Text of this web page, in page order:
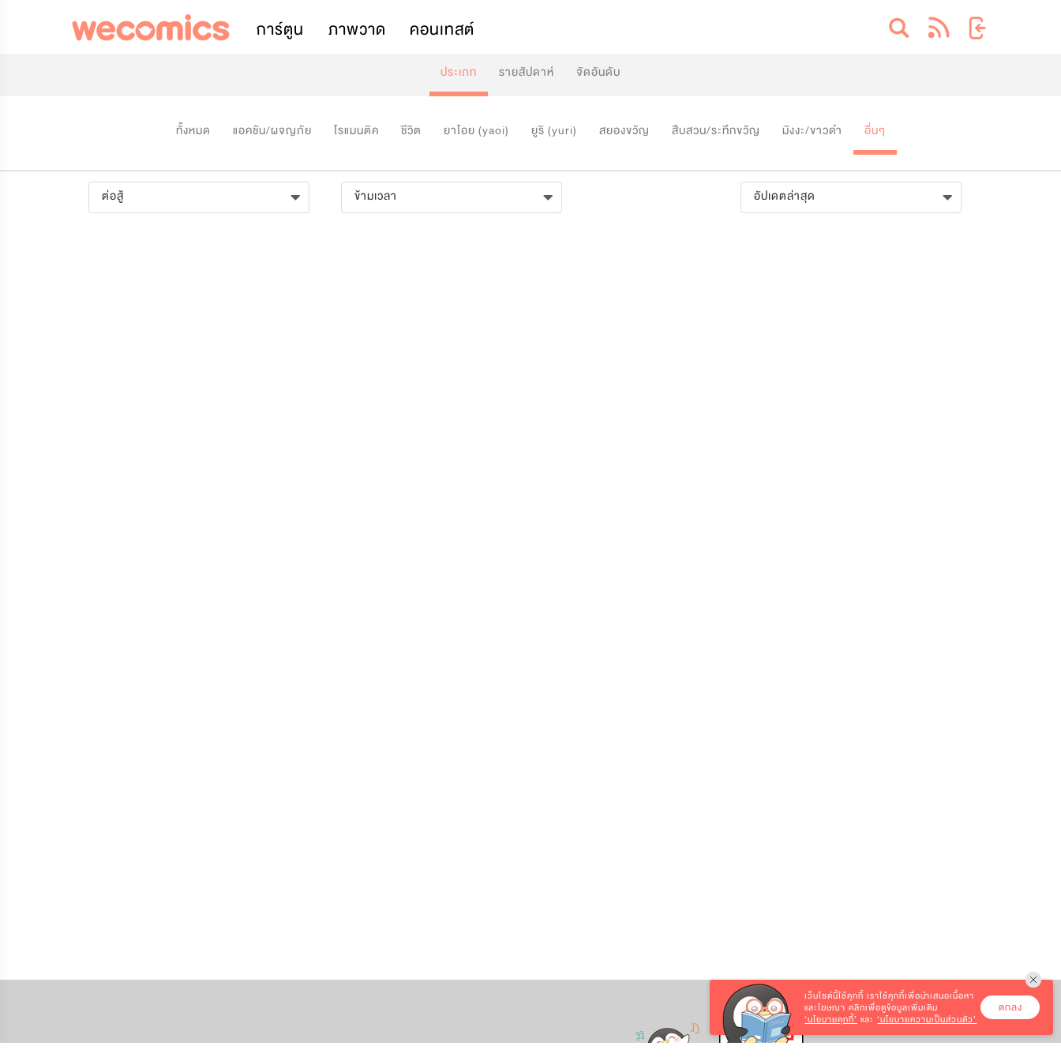
การ์ตูน ภาพวาด คอนเทสต์
ประเภท รายสัปดาห์ จัดอันดับ
ทั้งหมด แอคชัน/ผจญภัย โรแมนติค ชีวิต ยาโอย (yaoi) ยูริ (yuri) สยองขวัญ สืบสวน/ระทึกขวัญ มังงะ/ขาวดำ อื่นๆ
ต่อสู้ ข้ามเวลา อัปเดตล่าสุด
เว็บไซต์นี้ใช้คุกกี้ เราใช้คุกกี้เพื่อนำเสนอเนื้อหา
และโฆษณา คลิกเพื่อดูข้อมูลเพิ่มเติม
‘นโยบายคุกกี้’ และ‘นโยบายความเป็นส่วนตัว’
ตกลง